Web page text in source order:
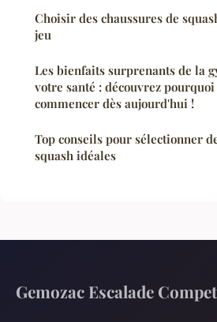
Choisir des chaussures de
jeu
Les bienfaits surprenants de la
votre santé : découvrez
commencer dès aujourd'hui !
Top conseils pour sélectionner
squash idéales
Gemozac Escalade